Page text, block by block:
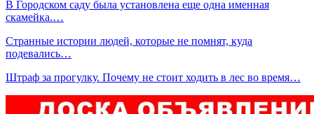
В Городском саду была установлена еще одна именная
скамейка.…
Странные истории людей, которые не помнят, куда
подевались…
Штраф за прогулку. Почему не стоит ходить в лес во время…